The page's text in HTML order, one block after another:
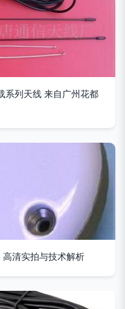
列天线 来自广州花都
清实拍与技术解析